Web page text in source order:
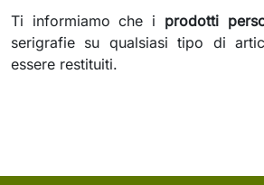
Ti informiamo che i prodotti
serigrafie su qualsiasi tipo di
essere restituiti.